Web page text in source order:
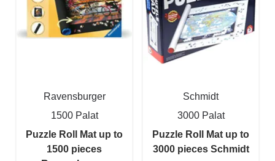
Ravensburger
1500 Palat
Puzzle Roll Mat up to
1500 pieces
Schmidt
3000 Palat
Puzzle Roll Mat up to
3000 pieces Schmidt